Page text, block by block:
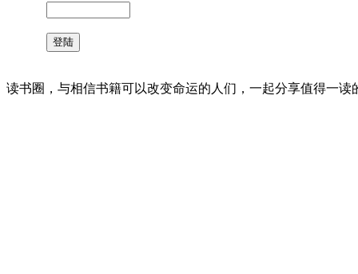
读书圈，与相信书籍可以改变命运的人们，一起分享值得一读